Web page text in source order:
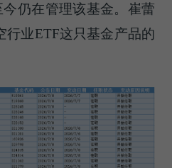
仍在管理该基金。崔蕾
行业ETF这只基金产品的